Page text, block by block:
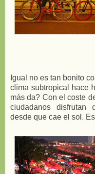
Igual no es tan bonito
clima subtropical hace
más da? Con el coste
ciudadanos disfrutan
desde que cae el sol.